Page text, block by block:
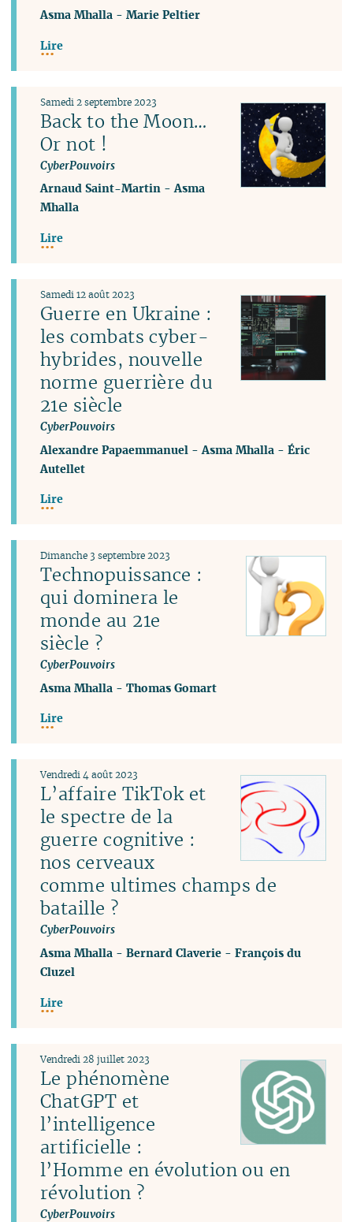
Asma Mhalla -Marie Peltier
Lire
Back to the Moon…
Or not !
CyberPouvoirs
Samedi 2 septembre 2023
Arnaud Saint-Martin -Asma
Mhalla
Lire
Guerre en Ukraine :
les combats cyber-
hybrides, nouvelle
norme guerrière du
21e siècle
CyberPouvoirs
Samedi 12 août 2023
Alexandre Papaemmanuel -Asma Mhalla -Éric
Autellet
Lire
Technopuissance :
qui dominera le
monde au 21e
siècle ?
CyberPouvoirs
Dimanche 3 septembre 2023
Asma Mhalla -Thomas Gomart
Lire
L’affaire TikTok et
le spectre de la
guerre cognitive :
nos cerveaux
comme ultimes champs de
bataille ?
CyberPouvoirs
Vendredi 4 août 2023
Asma Mhalla -Bernard Claverie -François du
Cluzel
Lire
Le phénomène
ChatGPT et
l’intelligence
artificielle :
l’Homme en évolution ou en
révolution ?
CyberPouvoirs
Vendredi 28 juillet 2023